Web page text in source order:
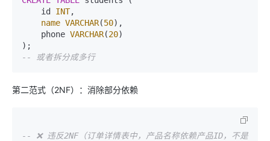
    id
INT,
name VARCHAR(50),
    phone
VARCHAR(20)
-- 或者拆分成多行
第二范式（2NF）：消除部分依赖
-- ❌ 违反2NF（订单详情表中，产品名称依赖产品ID，不是